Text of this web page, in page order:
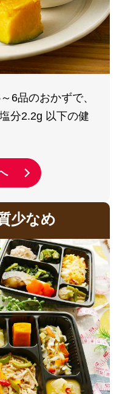
6品のおかずで、
分2.2g 以下の健
少なめ